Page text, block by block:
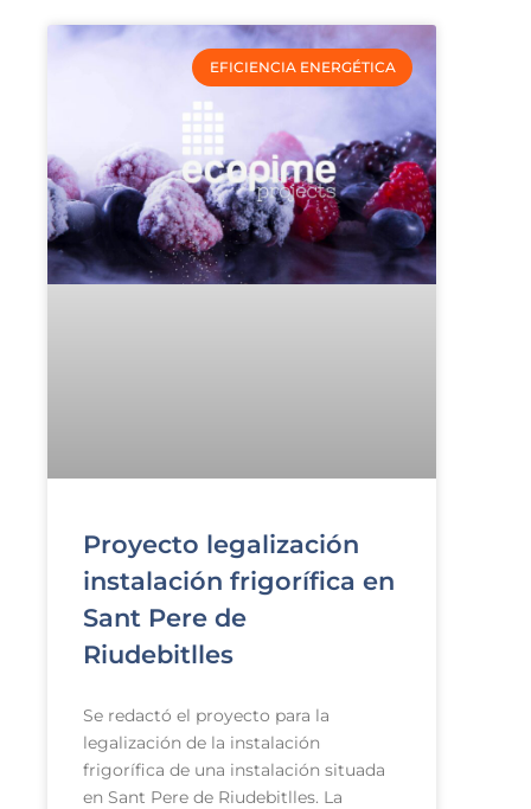
EFICIENCIA ENERGÉTICA
Proyecto legalización
instalación frigorífica en
Sant Pere de
Riudebitlles
Se redactó el proyecto para la
legalización de la instalación
frigorífica de una instalación situada
en Sant Pere de Riudebitlles. La